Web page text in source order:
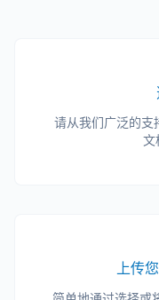
请从我们广泛的
文
上传